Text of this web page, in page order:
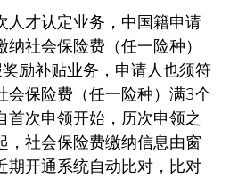
人才认定业务，中国籍申请
社会保险费（任一险种）
励补贴业务，申请人也须符
会保险费（任一险种）满3个
首次申领开始，历次申领之
，社会保险费缴纳信息由窗
期开通系统自动比对，比对